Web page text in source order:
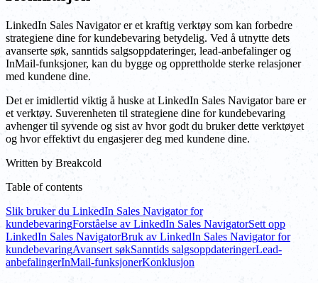
LinkedIn Sales Navigator er et kraftig verktøy som kan forbedre
strategiene dine for kundebevaring betydelig. Ved å utnytte dets
avanserte søk, sanntids salgsoppdateringer, lead-anbefalinger og
InMail-funksjoner, kan du bygge og opprettholde sterke relasjoner
med kundene dine.
Det er imidlertid viktig å huske at LinkedIn Sales Navigator bare er
et verktøy. Suverenheten til strategiene dine for kundebevaring
avhenger til syvende og sist av hvor godt du bruker dette verktøyet
og hvor effektivt du engasjerer deg med kundene dine.
Written by Breakcold
Table of contents
Slik bruker du LinkedIn Sales Navigator for
kundebevaringForståelse av LinkedIn Sales NavigatorSett opp
LinkedIn Sales NavigatorBruk av LinkedIn Sales Navigator for
kundebevaringAvansert søkSanntids salgsoppdateringerLead-
anbefalingerInMail-funksjonerKonklusjon